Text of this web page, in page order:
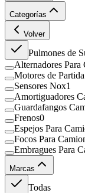
Categorías
Volver
Pulmones de
Alternadores Para
Motores de
Sensores Nox1
Amortiguadores
Guardafangos
Frenos0
Espejos Para
Focos Para
Embragues Para
Marcas
Todas